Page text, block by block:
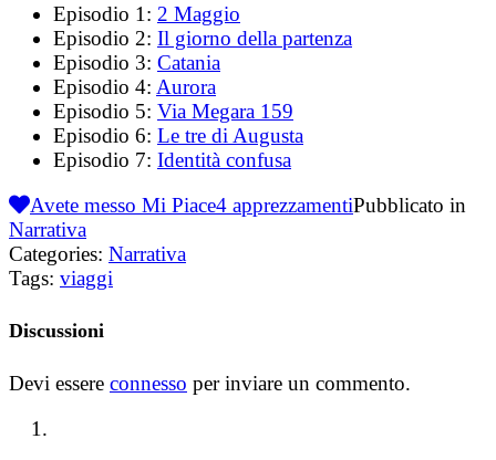
Episodio 1: 2 Maggio
Episodio 2: Il giorno della partenza
Episodio 3: Catania
Episodio 4: Aurora
Episodio 5: Via Megara 159
Episodio 6: Le tre di Augusta
Episodio 7: Identità confusa
Avete messo Mi Piace4 apprezzamentiPubblicato in
Narrativa
Categories: Narrativa
Tags: viaggi
Discussioni
Devi essere connesso per inviare un commento.